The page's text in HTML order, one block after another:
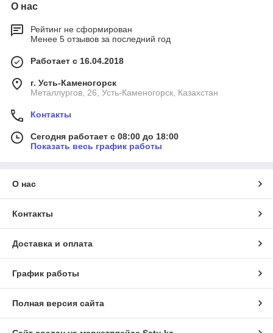
О нас
Рейтинг не сформирован
Менее 5 отзывов за последний год
Работает с 16.04.2018
г. Усть-Каменогорск
Металлургов, 26, Усть-Каменогорск, Казахстан
Контакты
Сегодня работает с 08:00 до 18:00
Показать весь график работы
О нас
Контакты
Доставка и оплата
График работы
Полная версия сайта